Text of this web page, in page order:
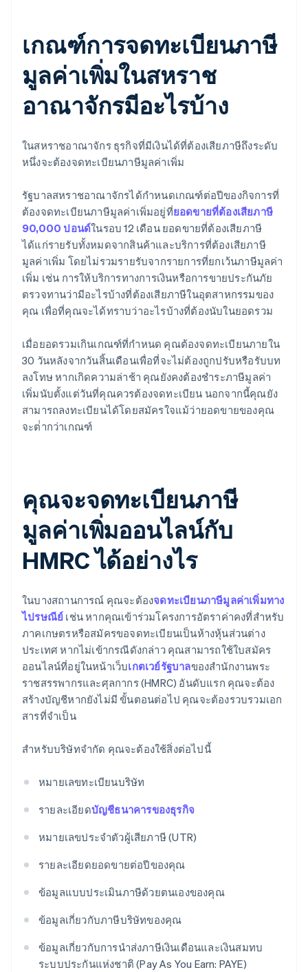
เกณฑ์การจดทะเบียนภาษี
มูลค่าเพิ่มในสหราช
อาณาจักรมีอะไรบ้าง
ในสหราชอาณาจักร ธุรกิจที่มีเงินได้ที่ต้องเสียภาษีถึงระดับ
หนึ่งจะต้องจดทะเบียนภาษีมูลค่าเพิ่ม
รัฐบาลสหราชอาณาจักรได้กําหนดเกณฑ์ต่อปีของกิจการที่
ต้องจดทะเบียนภาษีมูลค่าเพิ่มอยู่ที่ยอดขายที่ต้องเสียภาษี
90,000 ปอนด์ในรอบ 12 เดือน ยอดขายที่ต้องเสียภาษี
ได้แก่รายรับทั้งหมดจากสินค้าและบริการที่ต้องเสียภาษี
มูลค่าเพิ่ม โดยไม่รวมรายรับจากรายการที่ยกเว้นภาษีมูลค่า
เพิ่ม เช่น การให้บริการทางการเงินหรือการขายประกันภัย
ตรวจทานว่ามีอะไรบ้างที่ต้องเสียภาษีในอุตสาหกรรมของ
คุณ เพื่อที่คุณจะได้ทราบว่าอะไรบ้างที่ต้องนับในยอดรวม
เมื่อยอดรวมเกินเกณฑ์ที่กำหนด คุณต้องจดทะเบียนภายใน
30 วันหลังจากวันสิ้นเดือนเพื่อที่จะไม่ต้องถูกปรับหรือรับบท
ลงโทษ หากเกิดความล่าช้า คุณยังคงต้องชําระภาษีมูลค่า
เพิ่มนับตั้งแต่วันที่คุณควรต้องจดทะเบียน นอกจากนี้คุณยัง
สามารถลงทะเบียนได้โดยสมัครใจแม้ว่ายอดขายของคุณ
จะต่ํากว่าเกณฑ์
คุณจะจดทะเบียนภาษี
มูลค่าเพิ่มออนไลน์กับ
HMRC ได้อย่างไร
ในบางสถานการณ์ คุณจะต้องจดทะเบียนภาษีมูลค่าเพิ่มทาง
ไปรษณีย์ เช่น หากคุณเข้าร่วมโครงการอัตราค่าคงที่สําหรับ
ภาคเกษตรหรือสมัครขอจดทะเบียนเป็นห้างหุ้นส่วนต่าง
ประเทศ หากไม่เข้ากรณีดังกล่าว คุณสามารถใช้ใบสมัคร
ออนไลน์ที่อยู่ในหน้าเว็บเกตเวย์รัฐบาลของสำนักงานพระ
ราชสรรพากรและศุลกากร (HMRC) อันดับแรก คุณจะต้อง
สร้างบัญชีหากยังไม่มี ขั้นตอนต่อไป คุณจะต้องรวบรวมเอก
สารที่จําเป็น
สําหรับบริษัทจำกัด คุณจะต้องใช้สิ่งต่อไปนี้
หมายเลขทะเบียนบริษัท
รายละเอียดบัญชีธนาคารของธุรกิจ
หมายเลขประจำตัวผู้เสียภาษี (UTR)
รายละเอียดยอดขายต่อปีของคุณ
ข้อมูลแบบประเมินภาษีด้วยตนเองของคุณ
ข้อมูลเกี่ยวกับภาษีบริษัทของคุณ
ข้อมูลเกี่ยวกับการนำส่งภาษีเงินเดือนและเงินสมทบ
ระบบประกันแห่งชาติ (Pay As You Earn: PAYE)